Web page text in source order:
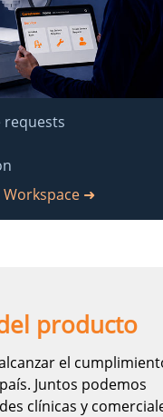
requests
➜
producto
el
Juntos podemos
clínicas y